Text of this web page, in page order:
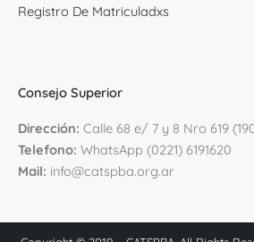
Registro De Matriculadxs
Consejo Superior
Dirección: Calle 68 e/ 7 y 8 Nro 619
Telefono: WhatsApp (0221) 6191620
Mail: info@catspba.org.ar